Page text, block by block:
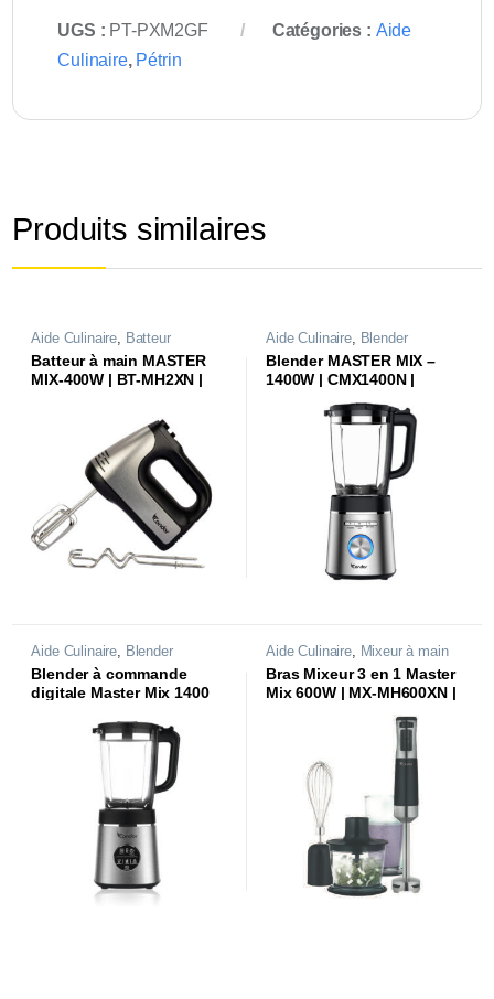
UGS : PT-PXM2GF Catégories : Aide
Culinaire, Pétrin
Produits similaires
Aide Culinaire Batteur
Batteur à main MASTER
MIX-400W | BT-MH2XN |
Aide Culinaire, Blender
Blender MASTER MIX –
1400W | CMX1400N |
Aide Culinaire, Blender
Blender à commande
digitale Master Mix 1400
Aide Culinaire, Mixeur à main
Bras Mixeur 3 en 1 Master
Mix 600W | MX-MH600XN |